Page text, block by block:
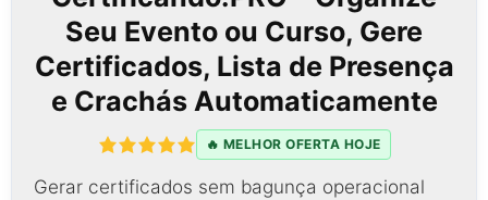
Seu Evento ou Curso, Gere
Certificados, Lista de Presença
e Crachás Automaticamente
🔥 MELHOR OFERTA HOJE
Gerar certificados sem bagunça operacional